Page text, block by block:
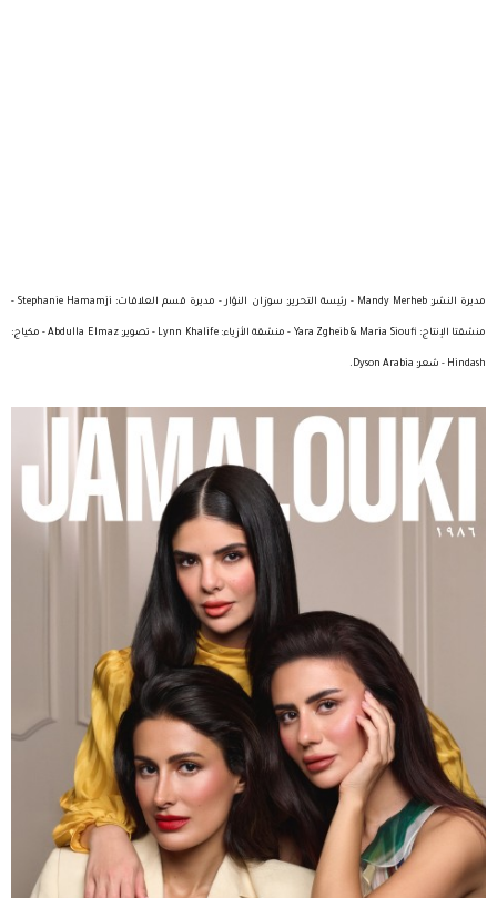
مديرة النشر: Mandy Merheb - رئيسة التحرير: سوزان النوّار - مديرة قسم العلاقات: Stephanie Hamamji -
منسّقتا الإنتاج: Yara Zgheib & Maria Sioufi - منسّقة الأزياء: Lynn Khalife - تصوير: Abdulla Elmaz - مكياج:
Hindash - شعر: Dyson Arabia.